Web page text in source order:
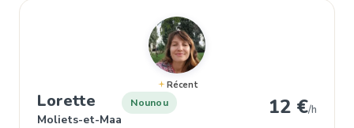
Récent
Lorette , Nounou à Moliets-et-Maa
Moliets-et-Maa
Nounou 12 €/h